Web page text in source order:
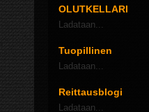
OLUTKELLARI
Ladataan...
Tuopillinen
Ladataan...
Reittausblogi
Ladataan...